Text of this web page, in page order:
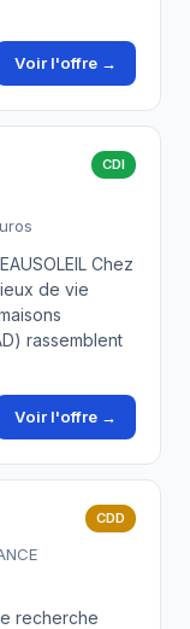
Voir l'offre →
CDI
Chez
de vie
rassemblent
Voir l'offre →
CDD
recherche